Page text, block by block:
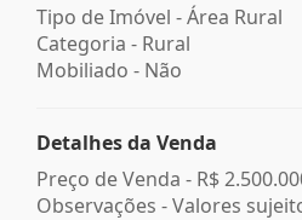
Tipo de Imóvel - Área Rural
Categoria - Rural
Mobiliado - Não
Detalhes da Venda
Preço de Venda - R$
Observações - Valores